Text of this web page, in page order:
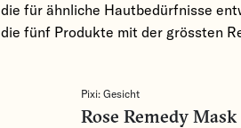
die für ähnliche Hautbedürfnisse
die fünf Produkte mit der grössten
Pixi: Gesicht
Rose Remedy Mask